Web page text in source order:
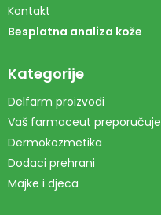
Kontakt
Besplatna analiza kože
Kategorije
Delfarm proizvodi
Vaš farmaceut preporučuje
Dermokozmetika
Dodaci prehrani
Majke i djeca